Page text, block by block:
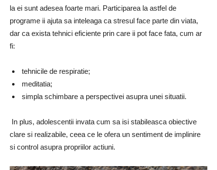
la ei sunt adesea foarte mari. Participarea la astfel de
programe ii ajuta sa inteleaga ca stresul face parte din viata,
dar ca exista tehnici eficiente prin care ii pot face fata, cum ar
fi:
tehnicile de respiratie;
meditatia;
simpla schimbare a perspectivei asupra unei situatii.
In plus, adolescentii invata cum sa isi stabileasca obiective
clare si realizabile, ceea ce le ofera un sentiment de implinire
si control asupra propriilor actiuni.